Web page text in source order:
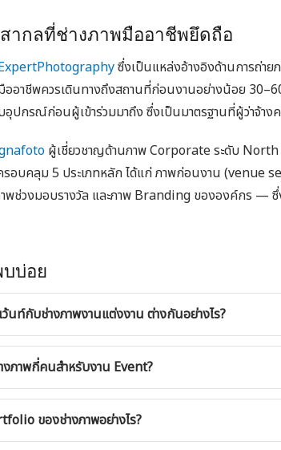
ากลที่ช่างภาพมืออาชีพยึดถือ
ซึ่งเป็นแหล่งอ้างอิงด้านการถ่าย
ออาชีพควรเดินทางถึงสถานที่ก่อนงานอย่างน้อย
อุปกรณ์ก่อนผู้เข้าร่วมมาถึง ซึ่งเป็นมาตรฐานที่ผู้ว่าจ้า
ผู้เชี่ยวชาญด้านภาพ Corporate ระดับ North
อบคลุม 5 ประเภทหลัก ได้แก่ ภาพก่อนงาน (venue
าพช่วงมอบรางวัล และภาพ Branding ขององค์กร —
บ่อย
ว้นท์กับช่างภาพงานแต่งงาน ต่างกันอย่างไร?
งภาพกี่คนสำหรับงาน Event?
ของช่างภาพอย่างไร?